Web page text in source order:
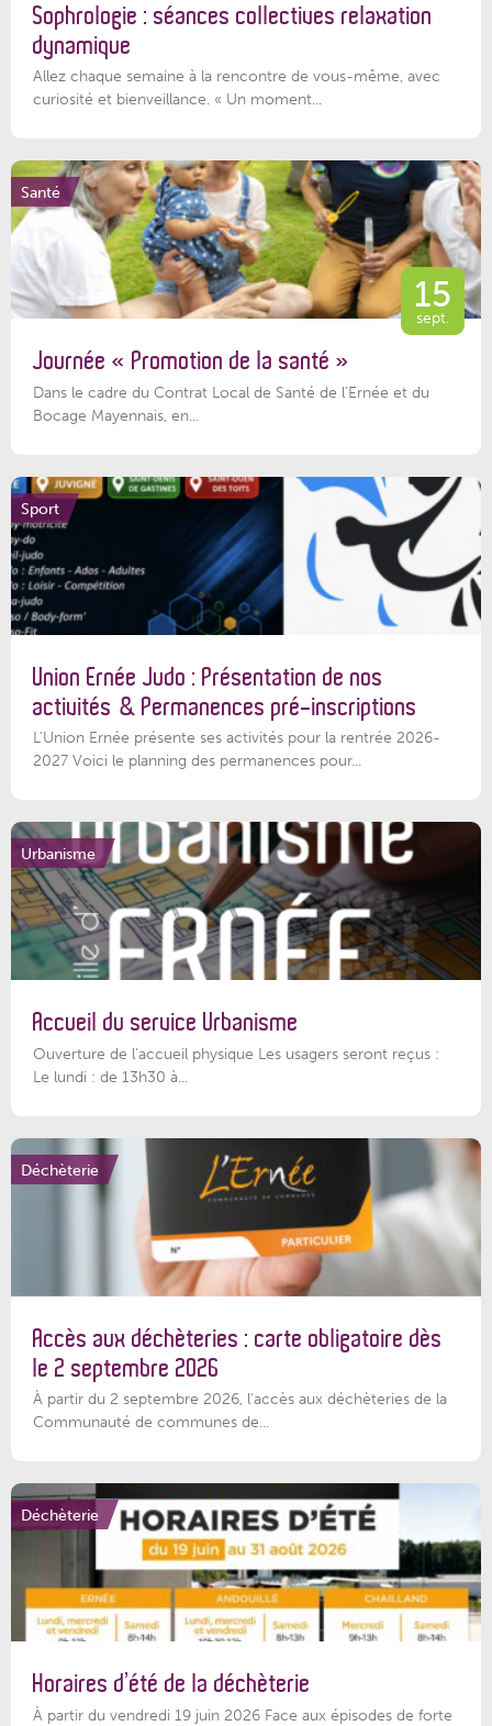
Sophrologie : séances collectives relaxation
dynamique
Allez chaque semaine à la rencontre de vous-même, avec
curiosité et bienveillance. « Un moment...
Santé
15
sept.
Journée « Promotion de la santé »
Dans le cadre du Contrat Local de Santé de l’Ernée et du
Bocage Mayennais, en...
Sport
Union Ernée Judo : Présentation de nos
activités & Permanences pré-inscriptions
L'Union Ernée présente ses activités pour la rentrée 2026-
2027 Voici le planning des permanences pour...
Urbanisme
Accueil du service Urbanisme
Ouverture de l'accueil physique Les usagers seront reçus :
Le lundi : de 13h30 à...
Déchèterie
Accès aux déchèteries : carte obligatoire dès
le 2 septembre 2026
À partir du 2 septembre 2026, l’accès aux déchèteries de la
Communauté de communes de...
Déchèterie
Horaires d’été de la déchèterie
À partir du vendredi 19 juin 2026 Face aux épisodes de forte